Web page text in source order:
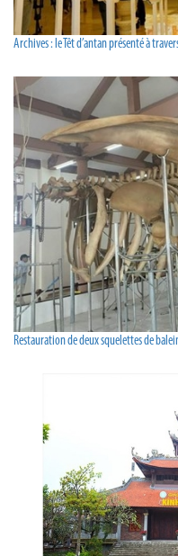
Archives : le Têt d’antan présenté à
Restauration de deux squelettes de